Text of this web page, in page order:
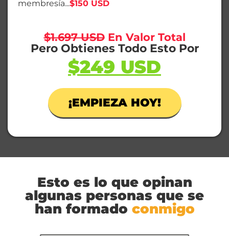
membresía...$150 USD
$1.697 USDEn Valor Total
Pero Obtienes Todo Esto Por
$249 USD
¡EMPIEZA HOY!
Esto es lo que opinan
algunas personas que se
han formado conmigo